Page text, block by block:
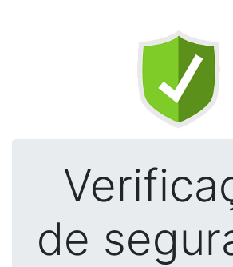
de